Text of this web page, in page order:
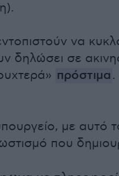
να
δηλώσει σε
πρόστιμα .
με αυτό
που